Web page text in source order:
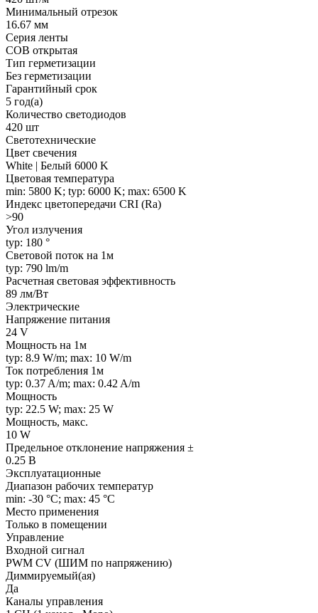
Минимальный отрезок
16.67 мм
Серия ленты
COB открытая
Тип герметизации
Без герметизации
Гарантийный срок
5 год(а)
Количество светодиодов
420 шт
Светотехнические
Цвет свечения
White | Белый 6000 K
Цветовая температура
min: 5800 K; typ: 6000 K; max: 6500 K
Индекс цветопередачи CRI (Ra)
>90
Угол излучения
typ: 180 °
Световой поток на 1м
typ: 790 lm/m
Расчетная световая эффективность
89 лм/Вт
Электрические
Напряжение питания
24 V
Мощность на 1м
typ: 8.9 W/m; max: 10 W/m
Ток потребления 1м
typ: 0.37 A/m; max: 0.42 A/m
Мощность
typ: 22.5 W; max: 25 W
Мощность, макс.
10 W
Предельное отклонение напряжения ±
0.25 В
Эксплуатационные
Диапазон рабочих температур
min: -30 °C; max: 45 °C
Место применения
Только в помещении
Управление
Входной сигнал
PWM СV (ШИМ по напряжению)
Диммируемый(ая)
Да
Каналы управления